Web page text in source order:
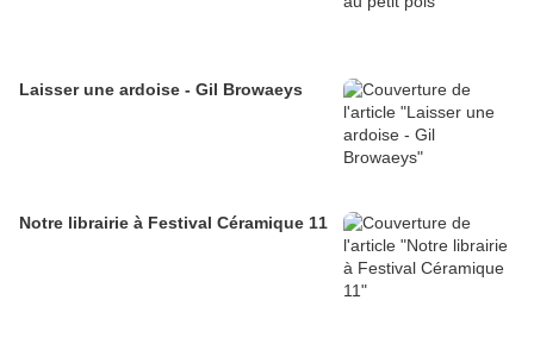
Laisser une ardoise - Gil Browaeys
Notre librairie à Festival Céramique 11